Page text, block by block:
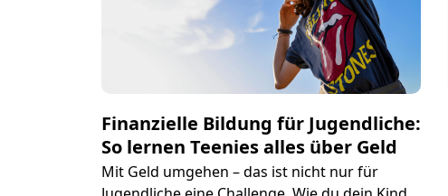
Finanzielle Bildung für Jugendliche:
So lernen Teenies alles über Geld
Mit Geld umgehen – das ist nicht nur für